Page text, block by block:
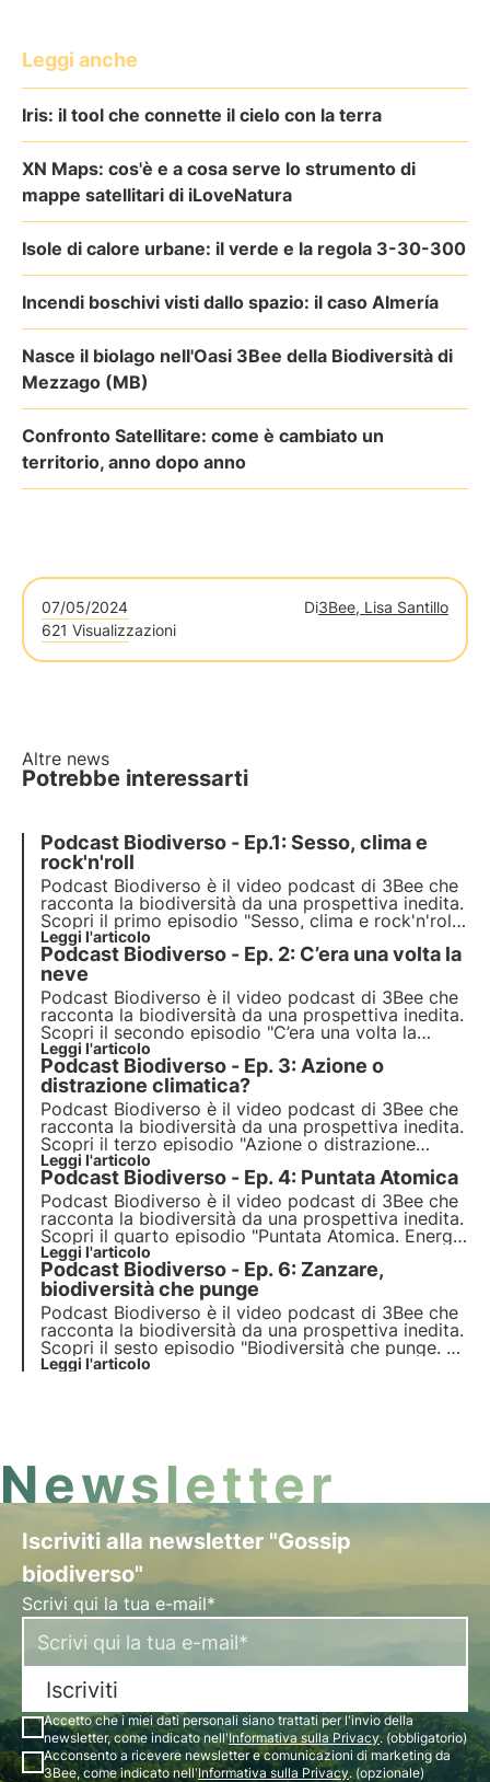
Leggi anche
Iris: il tool che connette il cielo con la terra
XN Maps: cos'è e a cosa serve lo strumento di
mappe satellitari di iLoveNatura
Isole di calore urbane: il verde e la regola 3-30-300
Incendi boschivi visti dallo spazio: il caso Almería
Nasce il biolago nell'Oasi 3Bee della Biodiversità di
Mezzago (MB)
Confronto Satellitare: come è cambiato un
territorio, anno dopo anno
07/05/2024 Di3Bee, Lisa Santillo
621 Visualizzazioni
Altre news
Potrebbe interessarti
Podcast Biodiverso - Ep.1: Sesso, clima e
rock'n'roll
Podcast Biodiverso è il video podcast di 3Bee che
racconta la biodiversità da una prospettiva inedita.
Scopri il primo episodio "Sesso, clima e rock'n'roll",
che esplora l’impatto del cambiamento climatico
sulle relazioni umane e sui sentimenti, insieme
all'ospite Stefano Caserini.
Leggi l'articolo
Podcast Biodiverso - Ep. 2: C’era una volta la
neve
Podcast Biodiverso è il video podcast di 3Bee che
racconta la biodiversità da una prospettiva inedita.
Scopri il secondo episodio "C’era una volta la
neve”, che esplora il tema dell’SOS neve e del
turismo montano sostenibile, insieme all'ospite
Sofia Farina.
Leggi l'articolo
Podcast Biodiverso - Ep. 3: Azione o
distrazione climatica?
Podcast Biodiverso è il video podcast di 3Bee che
racconta la biodiversità da una prospettiva inedita.
Scopri il terzo episodio "Azione o distrazione
climatica?”, che esplora il tema dell’attivismo
climatico e le motivazioni che stanno dietro le
proteste globali, insieme all'ospite Marta Maroglio.
Leggi l'articolo
Podcast Biodiverso - Ep. 4: Puntata Atomica
Podcast Biodiverso è il video podcast di 3Bee che
racconta la biodiversità da una prospettiva inedita.
Scopri il quarto episodio "Puntata Atomica. Energia
nucleare tra disastri e soluzioni”, che esplora il
tema dell’energia nucleare insieme all'ospite Luca
Romano, detto l’Avvocato dell’Atomo.
Leggi l'articolo
Podcast Biodiverso - Ep. 6: Zanzare,
biodiversità che punge
Podcast Biodiverso è il video podcast di 3Bee che
racconta la biodiversità da una prospettiva inedita.
Scopri il sesto episodio "Biodiversità che punge. Le
zanzare: piccoli insetti, grandi problemi", che
Leggi l'articolo
Newsletter
Iscriviti alla newsletter "Gossip
biodiverso"
Scrivi qui la tua e-mail*
Iscriviti
Accetto che i miei dati personali siano trattati per l'invio della
newsletter, come indicato nell'Informativa sulla Privacy. (obbligatorio)
Acconsento a ricevere newsletter e comunicazioni di marketing da
3Bee, come indicato nell'Informativa sulla Privacy. (opzionale)